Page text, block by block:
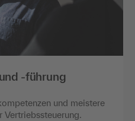
-führung
und meistere
Vertriebssteuerung.